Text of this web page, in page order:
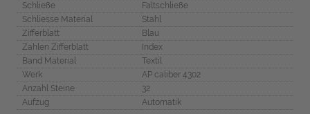
Schließe
Faltschließe
Schliesse Material
Stahl
Zifferblatt
Blau
Zahlen Zifferblatt
Index
Band Material
Textil
Werk
AP caliber 4302
Anzahl Steine
32
Aufzug
Automatik